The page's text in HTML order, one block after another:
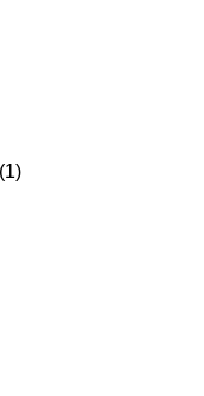
(1)